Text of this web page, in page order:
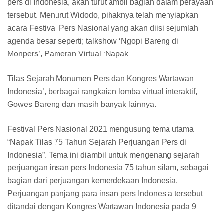
pers di Indonesia, akan turut ambil bagian dalam perayaan
tersebut. Menurut Widodo, pihaknya telah menyiapkan
acara Festival Pers Nasional yang akan diisi sejumlah
agenda besar seperti; talkshow ‘Ngopi Bareng di
Monpers’, Pameran Virtual ‘Napak
Tilas Sejarah Monumen Pers dan Kongres Wartawan
Indonesia’, berbagai rangkaian lomba virtual interaktif,
Gowes Bareng dan masih banyak lainnya.
Festival Pers Nasional 2021 mengusung tema utama
“Napak Tilas 75 Tahun Sejarah Perjuangan Pers di
Indonesia”. Tema ini diambil untuk mengenang sejarah
perjuangan insan pers Indonesia 75 tahun silam, sebagai
bagian dari perjuangan kemerdekaan Indonesia.
Perjuangan panjang para insan pers Indonesia tersebut
ditandai dengan Kongres Wartawan Indonesia pada 9